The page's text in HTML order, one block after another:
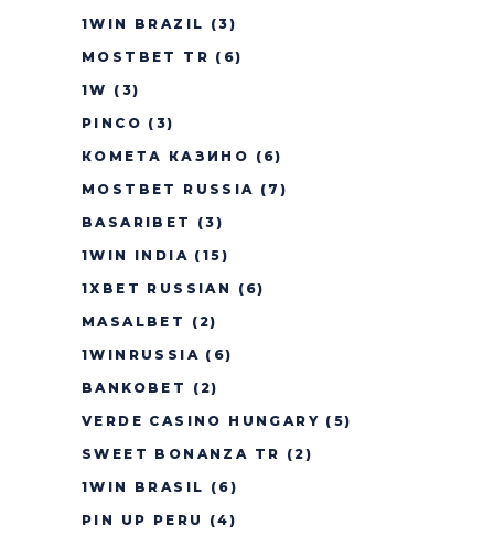
1WIN BRAZIL (3)
MOSTBET TR (6)
1W (3)
PINCO (3)
КОМЕТА КАЗИНО (6)
MOSTBET RUSSIA (7)
BASARIBET
(3)
1WIN INDIA (15)
1XBET RUSSIAN
(6)
MASALBET
(2)
1WINRUSSIA (6)
BANKOBET
(2)
VERDE CASINO HUNGARY (5)
SWEET BONANZA TR (2)
1WIN BRASIL (6)
PIN UP PERU
(4)